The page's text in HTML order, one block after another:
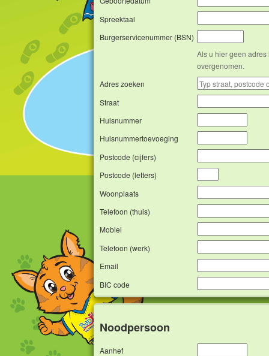
Spreektaal
Burgerservicenummer (BSN)
Als u hier geen
overgenomen.
Adres zoeken
Straat
Huisnummer
Huisnummertoevoeging
Postcode (cijfers)
Postcode (letters)
Woonplaats
Telefoon (thuis)
Mobiel
Telefoon (werk)
Email
BIC code
Noodpersoon
Aanhef